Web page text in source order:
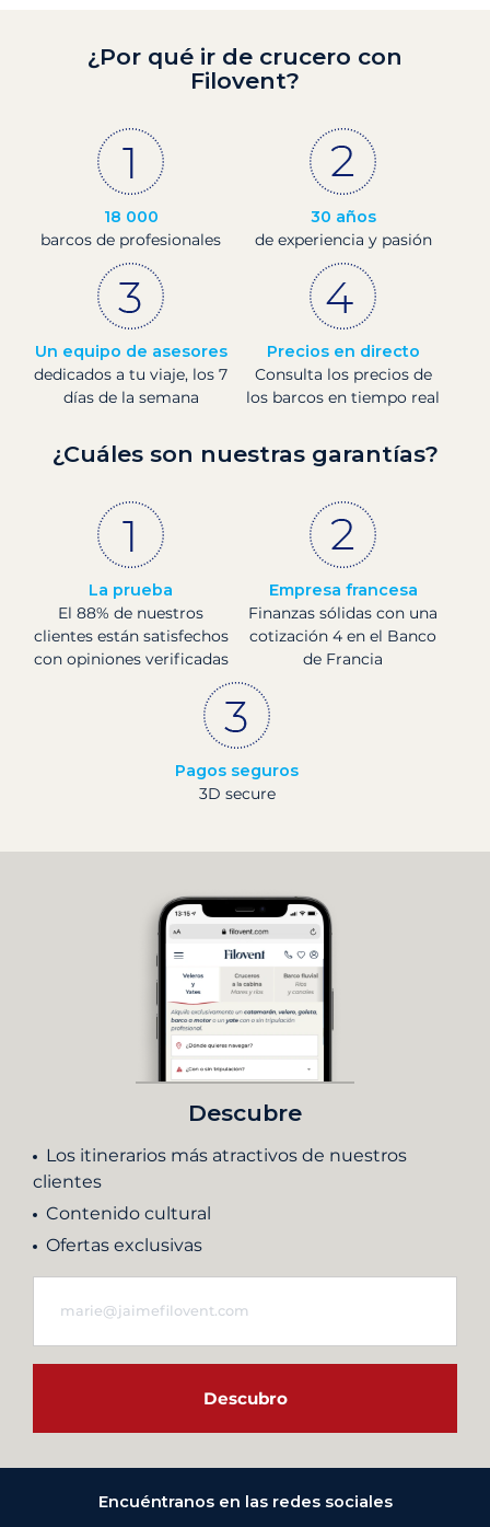
¿Por qué ir de crucero con
Filovent?
18 000
barcos de profesionales
30 años
de experiencia y pasión
Un equipo de asesores
dedicados a tu viaje, los 7
días de la semana
Precios en directo
Consulta los precios de
los barcos en tiempo real
¿Cuáles son nuestras garantías?
La prueba
El 88% de nuestros
clientes están satisfechos
con opiniones verificadas
Empresa francesa
Finanzas sólidas con una
cotización 4 en el Banco
de Francia
Pagos seguros
3D secure
Descubre
Los itinerarios más atractivos de nuestros
clientes
Contenido cultural
Ofertas exclusivas
Descubro
Encuéntranos en las redes sociales